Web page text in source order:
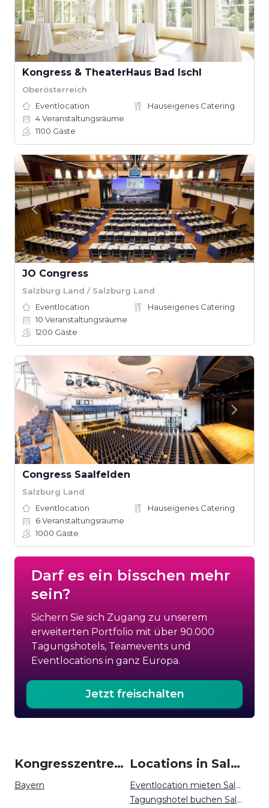
Kongress & TheaterHaus Bad Ischl
Oberösterreich
Eventlocation
Hauseigenes Catering
4Veranstaltungsräume
1100 Gäste
JO Congress
Salzburg Land / Salzburg Land
Eventlocation
Hauseigenes Catering
10 Veranstaltungsräume
1200 Gäste
Congress Saalfelden
Salzburg Land
Eventlocation
Hauseigenes Catering
6Veranstaltungsräume
1000 Gäste
Darf es ein bisschen mehr
sein?
Sichern Sie sich Zugang zu unserem
erweiterten Portfolio mit über 90.000
Tagungshotels, Teamevents und
Eventlocations in ganz Europa.
Jetzt freischalten
Kongresszentren um Salzburg
Bayern
Locations in Salzburg mieten
Eventlocation mieten Salzburg
Tagungshotel buchen Salzburg